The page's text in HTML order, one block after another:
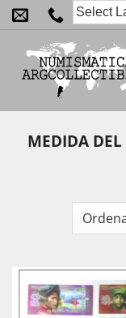
Saltar
al
contenido
MEDIDA